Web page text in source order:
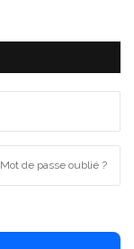
Mot de passe oublié ?